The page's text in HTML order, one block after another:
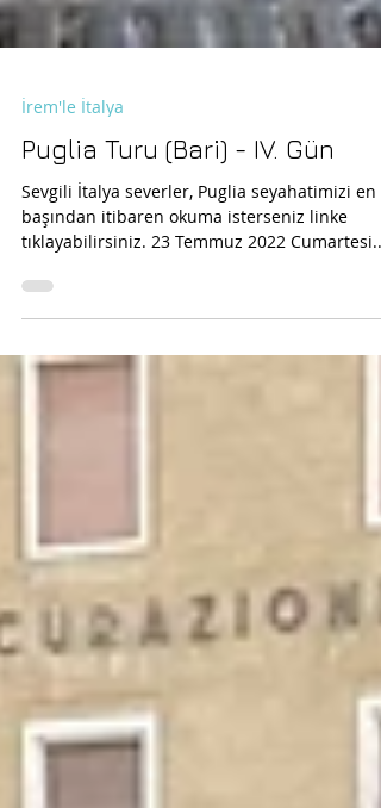
İrem'le İtalya
Puglia Turu (Bari) - IV. Gün
Sevgili İtalya severler, Puglia seyahatimizi en
başından itibaren okuma isterseniz linke